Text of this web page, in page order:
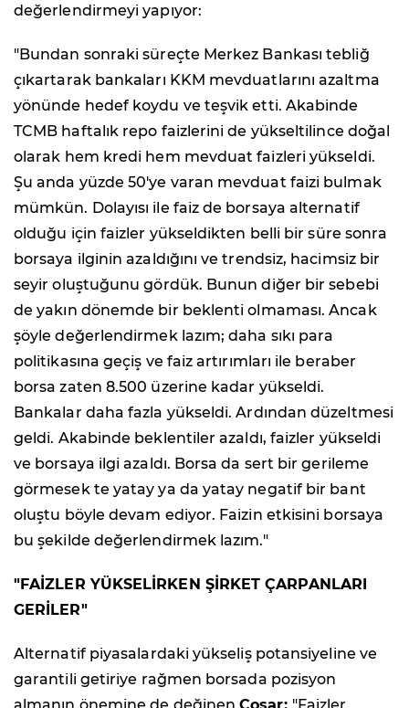
değerlendirmeyi yapıyor:
"Bundan sonraki süreçte Merkez Bankası tebliğ
çıkartarak bankaları KKM mevduatlarını azaltma
yönünde hedef koydu ve teşvik etti. Akabinde
TCMB haftalık repo faizlerini de yükseltilince doğal
olarak hem kredi hem mevduat faizleri yükseldi.
Şu anda yüzde 50'ye varan mevduat faizi bulmak
mümkün. Dolayısı ile faiz de borsaya alternatif
olduğu için faizler yükseldikten belli bir süre sonra
borsaya ilginin azaldığını ve trendsiz, hacimsiz bir
seyir oluştuğunu gördük. Bunun diğer bir sebebi
de yakın dönemde bir beklenti olmaması. Ancak
şöyle değerlendirmek lazım; daha sıkı para
politikasına geçiş ve faiz artırımları ile beraber
borsa zaten 8.500 üzerine kadar yükseldi.
Bankalar daha fazla yükseldi. Ardından düzeltmesi
geldi. Akabinde beklentiler azaldı, faizler yükseldi
ve borsaya ilgi azaldı. Borsa da sert bir gerileme
görmesek te yatay ya da yatay negatif bir bant
oluştu böyle devam ediyor. Faizin etkisini borsaya
bu şekilde değerlendirmek lazım."
"FAİZLER YÜKSELİRKEN ŞİRKET ÇARPANLARI
GERİLER"
Alternatif piyasalardaki yükseliş potansiyeline ve
garantili getiriye rağmen borsada pozisyon
almanın önemine de değinenCoşar; "Faizler